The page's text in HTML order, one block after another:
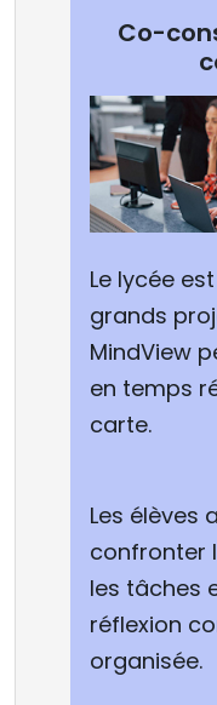
Co-
Le lycée
grands
MindView
en temps
carte.
Les élèves
confronter
les tâches
réflexion
organisée.